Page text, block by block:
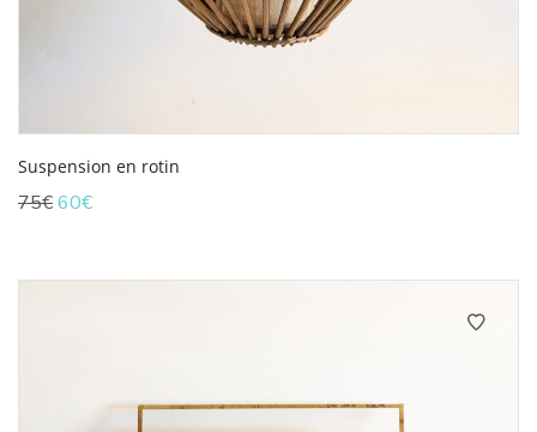
Suspension en rotin
75€Le
était :
60€Le
est :